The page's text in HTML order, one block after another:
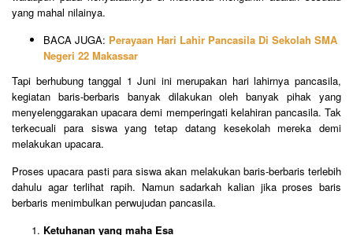
yang mahal nilainya.
BACA JUGA: Perayaan Hari Lahir Pancasila Di Sekolah SMA
Negeri 22 Makassar
Tapi berhubung tanggal 1 Juni ini merupakan hari lahirnya pancasila,
kegiatan baris-berbaris banyak dilakukan oleh banyak pihak yang
menyelenggarakan upacara demi memperingati kelahiran pancasila. Tak
terkecuali para siswa yang tetap datang kesekolah mereka demi
melakukan upacara.
Proses upacara pasti para siswa akan melakukan baris-berbaris terlebih
dahulu agar terlihat rapih. Namun sadarkah kalian jika proses baris
berbaris menimbulkan perwujudan pancasila.
Ketuhanan yang maha Esa